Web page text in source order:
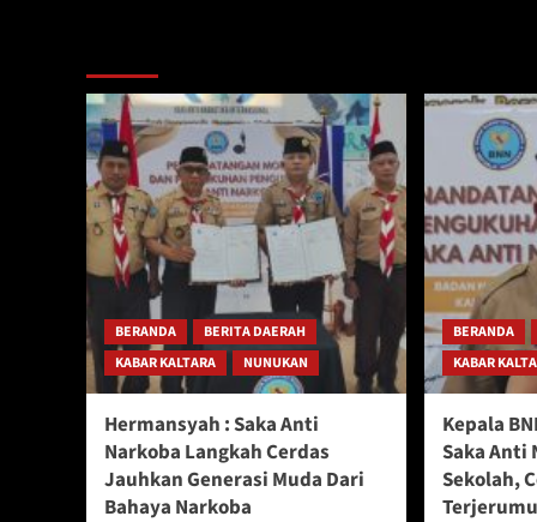
BERANDA
BERITA DAERAH
KABAR KALTARA
NUNUKAN
Hermansyah : Saka Anti
Narkoba Langkah Cerdas
Jauhkan Generasi Muda Dari
Bahaya Narkoba
BERANDA
KABAR
Kepala
Saka Anti
Sekolah,